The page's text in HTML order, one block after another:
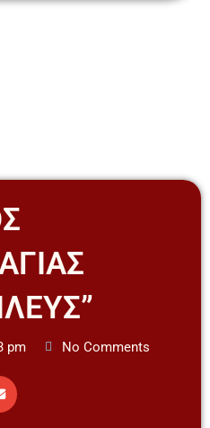
pm No Comments